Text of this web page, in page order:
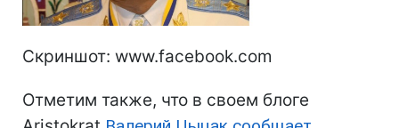
Скриншот: www.facebook.com
Отметим также, что в своем блоге